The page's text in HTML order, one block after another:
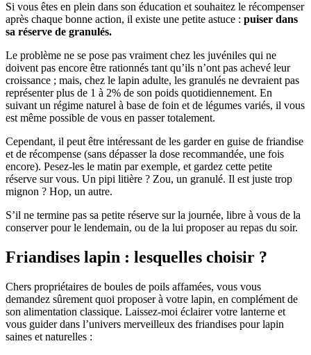
Si vous êtes en plein dans son éducation et souhaitez le récompenser
après chaque bonne action, il existe une petite astuce : puiser dans
sa réserve de granulés.
Le problème ne se pose pas vraiment chez les juvéniles qui ne
doivent pas encore être rationnés tant qu’ils n’ont pas achevé leur
croissance ; mais, chez le lapin adulte, les granulés ne devraient pas
représenter plus de 1 à 2% de son poids quotidiennement. En
suivant un régime naturel à base de foin et de légumes variés, il vous
est même possible de vous en passer totalement.
Cependant, il peut être intéressant de les garder en guise de friandise
et de récompense (sans dépasser la dose recommandée, une fois
encore). Pesez-les le matin par exemple, et gardez cette petite
réserve sur vous. Un pipi litière ? Zou, un granulé. Il est juste trop
mignon ? Hop, un autre.
S’il ne termine pas sa petite réserve sur la journée, libre à vous de la
conserver pour le lendemain, ou de la lui proposer au repas du soir.
Friandises lapin : lesquelles choisir ?
Chers propriétaires de boules de poils affamées, vous vous
demandez sûrement quoi proposer à votre lapin, en complément de
son alimentation classique. Laissez-moi éclairer votre lanterne et
vous guider dans l’univers merveilleux des friandises pour lapin
saines et naturelles :